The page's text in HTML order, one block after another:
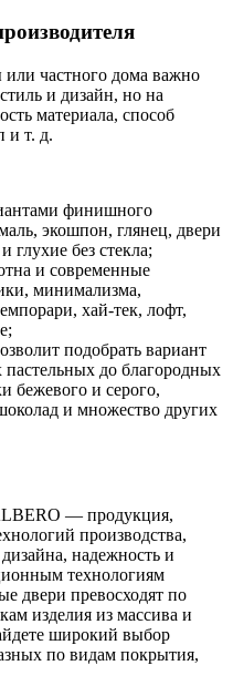
частного дома важно
и дизайн, но на
материала, способ
и т. д.
финишного
экошпон, глянец, двери
глухие без стекла;
и современные
минимализма,
хай-тек, лофт,
подобрать вариант
пастельных до благородных
бежевого и серого,
и множество других
— продукция,
производства,
надежность и
технологиям
двери превосходят по
изделия из массива и
широкий выбор
по видам покрытия,